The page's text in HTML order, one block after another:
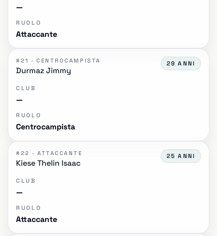
—
RUOLO
Attaccante
#21 · CENTROCAMPISTA
Durmaz Jimmy
29 ANNI
CLUB
—
RUOLO
Centrocampista
#22 · ATTACCANTE
Kiese Thelin Isaac
25 ANNI
CLUB
—
RUOLO
Attaccante